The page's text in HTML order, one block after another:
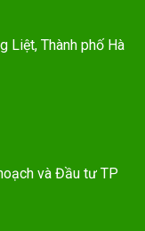
Liệt, Thành phố Hà
và Đầu tư TP